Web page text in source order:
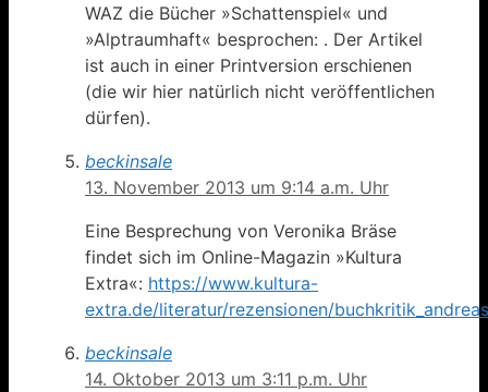
WAZ die Bücher »Schattenspiel« und
»Alptraumhaft« besprochen: . Der Artikel
ist auch in einer Printversion erschienen
(die wir hier natürlich nicht veröffentlichen
dürfen).
beckinsale
13. November 2013 um 9:14 a.m. Uhr
Eine Besprechung von Veronika Bräse
findet sich im Online-Magazin »Kultura
Extra«: https://www.kultura-
extra.de/literatur/rezensionen/
beckinsale
14. Oktober 2013 um 3:11 p.m. Uhr